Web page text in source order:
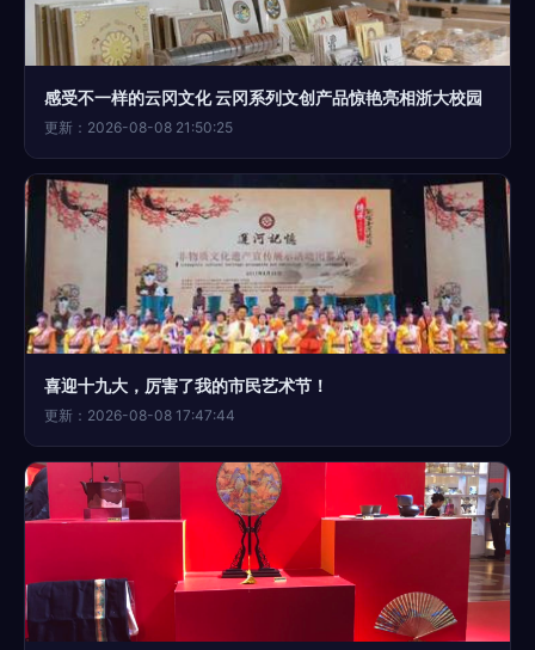
感受不一样的云冈文化 云冈系列文创产品惊艳亮相浙大校园
更新：2026-08-08 21:50:25
喜迎十九大，厉害了我的市民艺术节！
更新：2026-08-08 17:47:44